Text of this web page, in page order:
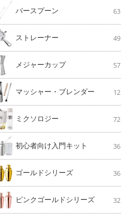
バースプーン 63
ストレーナー 49
メジャーカップ 57
マッシャー・ブレンダー 12
ミクソロジー 72
初心者向け入門キット 36
ゴールドシリーズ 36
ピンクゴールドシリーズ 32